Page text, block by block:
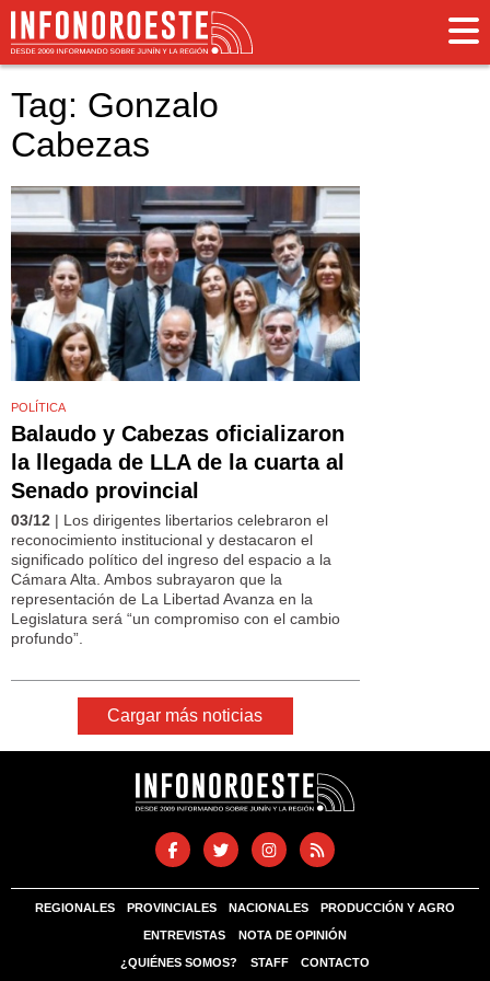
Tag: Gonzalo
Cabezas
POLÍTICA
Balaudo y Cabezas oficializaron
la llegada de LLA de la cuarta al
Senado provincial
03/12 | Los dirigentes libertarios celebraron el
reconocimiento institucional y destacaron el
significado político del ingreso del espacio a la
Cámara Alta. Ambos subrayaron que la
representación de La Libertad Avanza en la
Legislatura será “un compromiso con el cambio
profundo”.
Cargar más noticias
REGIONALES PROVINCIALES NACIONALES PRODUCCIÓN Y AGRO
ENTREVISTAS NOTA DE OPINIÓN
¿QUIÉNES SOMOS? STAFF CONTACTO